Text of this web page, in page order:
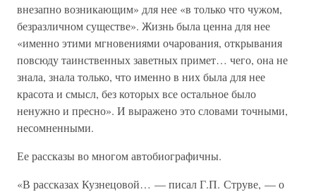
внезапно возникающим» для нее «в только что чужом,
безразличном существе». Жизнь была ценна для нее
«именно этими мгновениями очарования, открывания
повсюду таинственных заветных примет… чего, она не
знала, знала только, что именно в них была для нее
красота и смысл, без которых все остальное было
ненужно и пресно». И выражено это словами точными,
несомненными.
Ее рассказы во многом автобиографичны.
«В рассказах Кузнецовой… — писал Г.П. Струве, — о